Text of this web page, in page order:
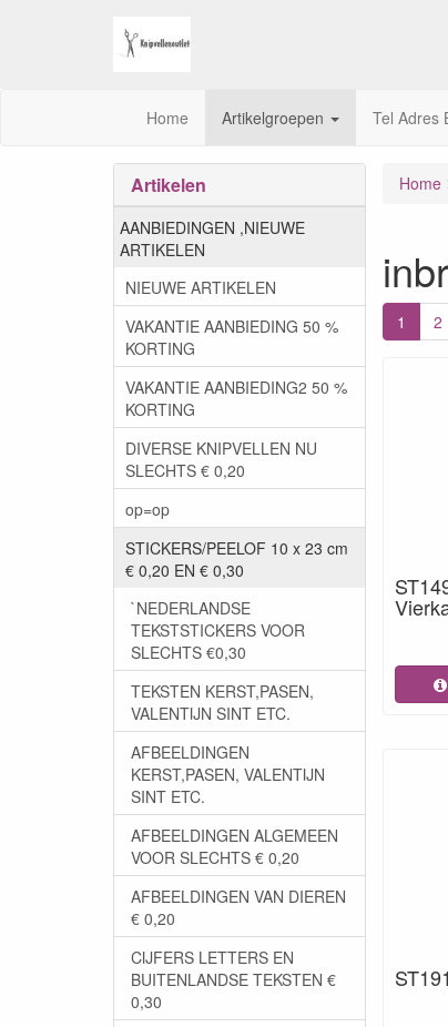
Home Artikelgroepen Tel Adres
Home
1 2
Artikelen
AANBIEDINGEN ,NIEUWE
ARTIKELEN
NIEUWE ARTIKELEN
VAKANTIE AANBIEDING 50 %
KORTING
VAKANTIE AANBIEDING2 50 %
KORTING
DIVERSE KNIPVELLEN NU
SLECHTS € 0,20
op=op
STICKERS/PEELOF 10 x 23 cm
€ 0,20 EN € 0,30
`NEDERLANDSE
TEKSTSTICKERS VOOR
SLECHTS €0,30
TEKSTEN KERST,PASEN,
VALENTIJN SINT ETC.
AFBEELDINGEN
KERST,PASEN, VALENTIJN
SINT ETC.
AFBEELDINGEN ALGEMEEN
VOOR SLECHTS € 0,20
AFBEELDINGEN VAN DIEREN
€ 0,20
CIJFERS LETTERS EN
BUITENLANDSE TEKSTEN €
0,30